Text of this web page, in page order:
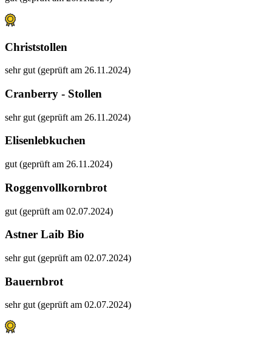
Christstollen
sehr gut (geprüft am 26.11.2024)
Cranberry - Stollen
sehr gut (geprüft am 26.11.2024)
Elisenlebkuchen
gut (geprüft am 26.11.2024)
Roggenvollkornbrot
gut (geprüft am 02.07.2024)
Astner Laib Bio
sehr gut (geprüft am 02.07.2024)
Bauernbrot
sehr gut (geprüft am 02.07.2024)